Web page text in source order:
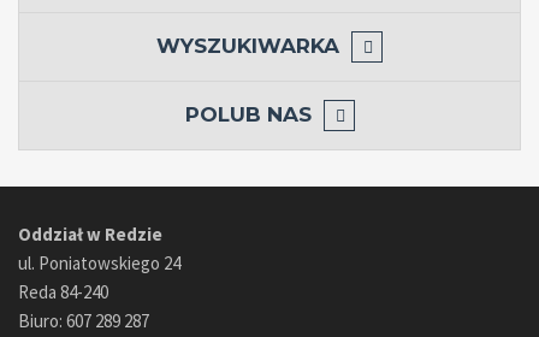
WYSZUKIWARKA
POLUB NAS
Oddział w Redzie
ul. Poniatowskiego 24
Reda 84-240
Biuro: 607 289 287